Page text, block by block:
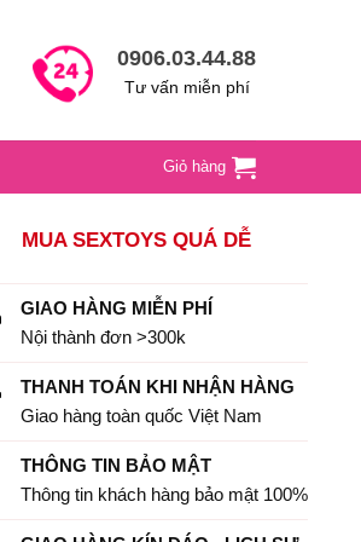
0906.03.44.88
Tư vấn miễn phí
Giỏ hàng
MUA SEXTOYS QUÁ DỄ
GIAO HÀNG MIỄN PHÍ
Nội thành đơn >300k
THANH TOÁN KHI NHẬN HÀNG
Giao hàng toàn quốc Việt Nam
THÔNG TIN BẢO MẬT
Thông tin khách hàng bảo mật 100%